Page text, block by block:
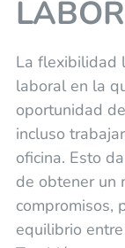
La flexibilidad
laboral en la
oportunidad
incluso
oficina. Esto
de obtener un
compromisos,
equilibrio